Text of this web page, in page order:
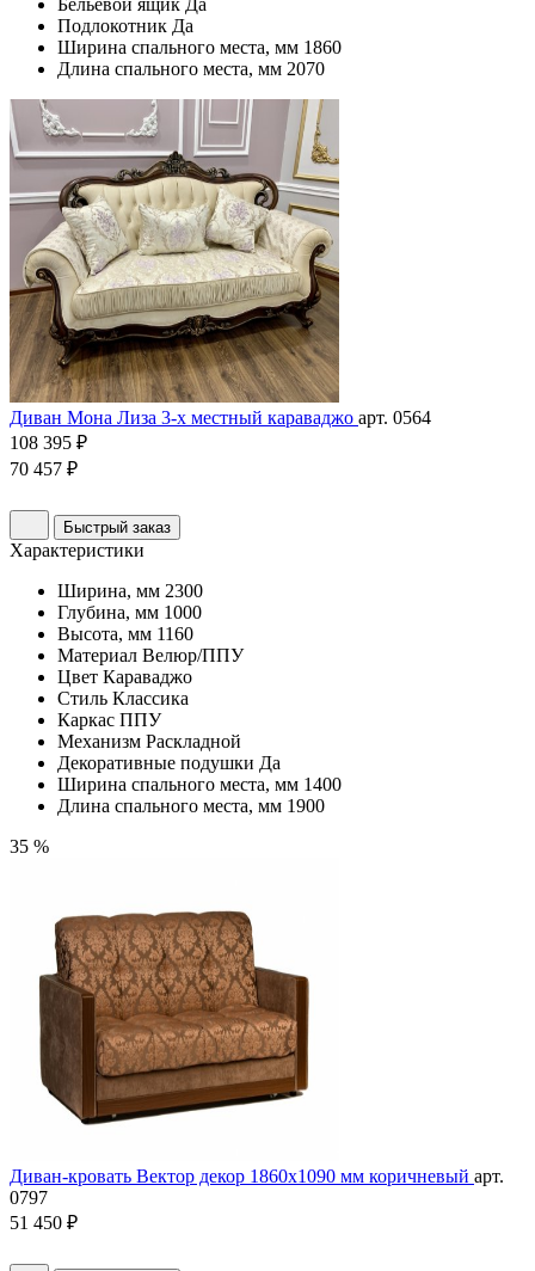
Бельевой ящик Да
Подлокотник Да
Ширина спального места, мм 1860
Длина спального места, мм 2070
Диван Мона Лиза 3-х местный караваджо арт. 0564
108 395 ₽
70 457 ₽
Быстрый заказ
Характеристики
Ширина, мм 2300
Глубина, мм 1000
Высота, мм 1160
Материал Велюр/ППУ
Цвет Караваджо
Стиль Классика
Каркас ППУ
Механизм Раскладной
Декоративные подушки Да
Ширина спального места, мм 1400
Длина спального места, мм 1900
35 %
Диван-кровать Вектор декор 1860х1090 мм коричневый арт.
0797
51 450 ₽